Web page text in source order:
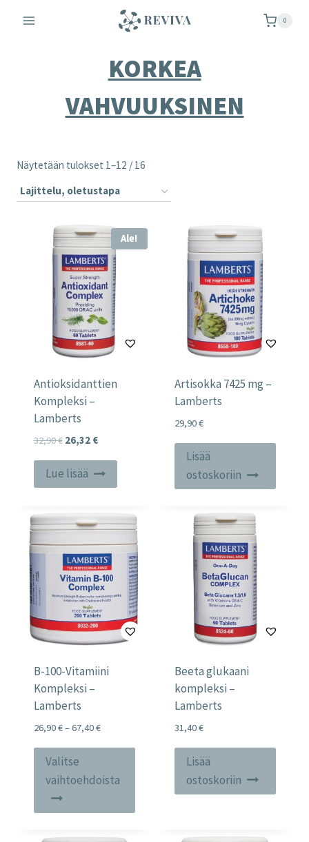
sisältöön
0
KORKEA
VAHVUUKSINEN
Näytetään tulokset 1–12 / 16
Ale!
Antioksidanttien
Kompleksi –
Lamberts
32,90€ Alkuperäinen
oli:
32,90 €.
26,32 €Nykyinen
on:
26,32 €.
Lue lisää
Artisokka 7425 mg –
Lamberts
29,90€
Lisää
ostoskoriin
B-100-Vitamiini
Kompleksi –
Lamberts
26,90€–67,40€Price
through
Valitse
vaihtoehdoista
useampi
Beeta glukaani
kompleksi –
Lamberts
31,40€
Lisää
ostoskoriin